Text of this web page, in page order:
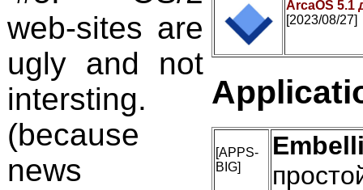
web-sites are
ugly and not
intersting.
(because
news
ArcaOS 5.1
[2023/08/27]
[APPS-
BIG]